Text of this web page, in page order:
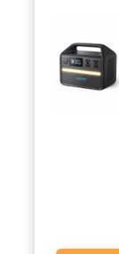
が高く、
用寿命が
バッテリ
充電や過
が安全に
高精度の
ド機能搭
で、不要
です。エ
10W以下
AC出力を
で4時間継
いるため
ー充電器